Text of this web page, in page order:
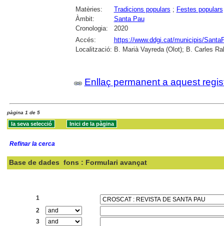
Matèries: Tradicions populars ; Festes populars
Àmbit:
Santa Pau
Cronologia:
2020
Accés:
https://www.ddgi.cat/municipis/
Localització: B. Marià Vayreda (Olot); B. Carles
Enllaç permanent a aquest
pàgina 1 de 5
Refinar la cerca
Base de dades fons : Formulari avançat
1
2
3